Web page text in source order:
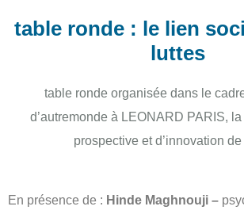
table ronde : le lien
luttes
table ronde organisée dans le
d’autremonde à LEONARD PARIS,
prospective et d’innovation
En présence de : Hinde Maghnouji –